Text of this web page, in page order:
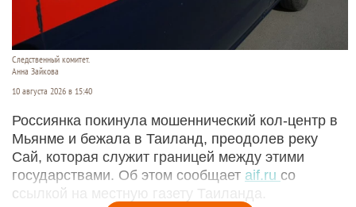
Следственный комитет.
Анна Зайкова
10 августа 2026 в 15:40
Россиянка покинула мошеннический кол-центр в
Мьянме и бежала в Таиланд, преодолев реку
Сай, которая служит границей между этими
государствами. Об этом сообщает aif.ru со
ссылкой на местную газету Таиланда.